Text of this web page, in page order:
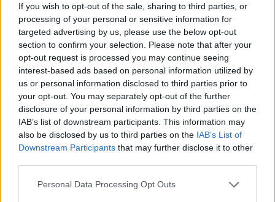
If you wish to opt-out of the sale, sharing to third parties, or
processing of your personal or sensitive information for
targeted advertising by us, please use the below opt-out
section to confirm your selection. Please note that after your
opt-out request is processed you may continue seeing
interest-based ads based on personal information utilized by
us or personal information disclosed to third parties prior to
your opt-out. You may separately opt-out of the further
disclosure of your personal information by third parties on the
IAB’s list of downstream participants. This information may
also be disclosed by us to third parties on the IAB’s List of
Downstream Participants that may further disclose it to other
Personal Data Processing Opt Outs
Można więc przypuszczać, co na ten temat myślą
ludzie ze środowisk mniej wyedukowanych. Dlatego
górę biorą emocje i strach. Bo przecież PiS wmawia
ludziom, że UE jest zła i zabiera Polakom
suwerenność, więc euro też się boją. Trzeba zatem
naprawdę zacząć od edukacji. Od prostego
wyjaśnienia, co dzięki wprowadzeniu euro stanie się
z kapitałem, dlaczego odsetki od kredytów zmaleją i
jak zaoszczędzimy na wymianie handlowej w tej
samej walucie.
Załóżmy, że rządzący ulegną argumentom za